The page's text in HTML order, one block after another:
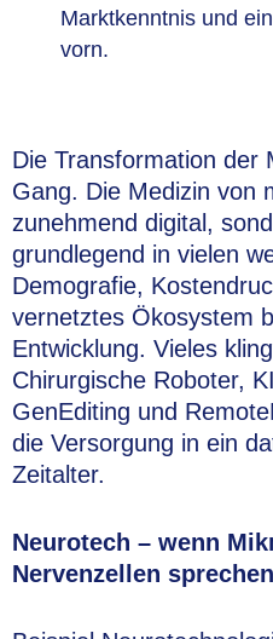
Marktkenntnis und
vorn.
Die Transformation der
Gang. Die Medizin von
zunehmend digital,
grundlegend in vielen
Demografie,
vernetztes Ökosystem
Entwicklung. Vieles
Chirurgische Roboter,
GenEditing und
die Versorgung in ein
Zeitalter.
Neurotech – wenn
Nervenzellen sprechen